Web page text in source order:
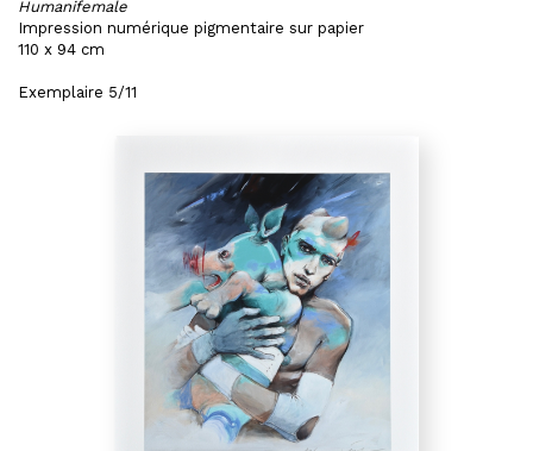
Humanifemale
Impression numérique pigmentaire sur papier
110 x 94 cm
Exemplaire 5/11